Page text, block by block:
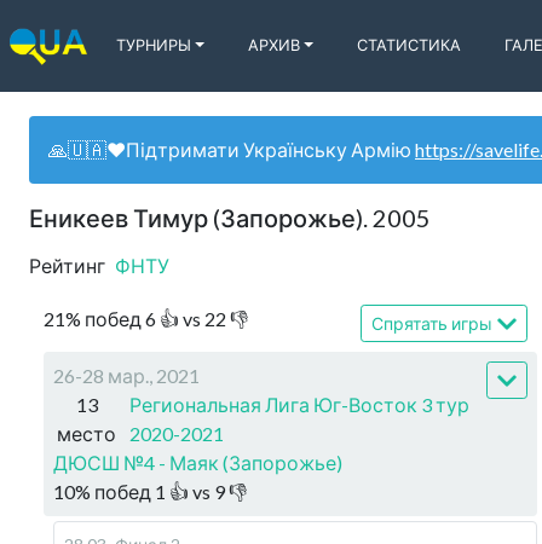
ТУРНИРЫ АРХИВ СТАТИСТИКА
🙏🇺🇦❤️Підтримати Українську Армію https://
Еникеев Тимур (Запорожье). 2005
Рейтинг ФНТУ
21% побед 6 👍 vs 22 👎 Спрятать игры
26-28 мар., 2021
13
место
Региональная Лига Юг-Восток 3 тур
2020-2021
ДЮСШ №4 - Маяк (Запорожье)
10% побед 1 👍 vs 9👎